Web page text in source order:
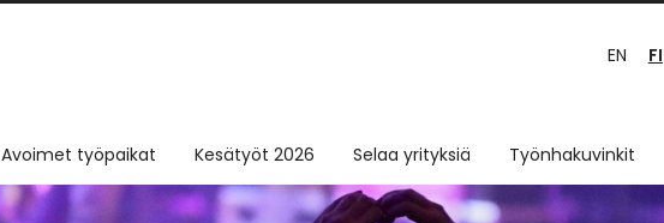
EN FI
Avoimet työpaikat Kesätyöt 2026 Selaa yrityksiä Työnhakuvinkit